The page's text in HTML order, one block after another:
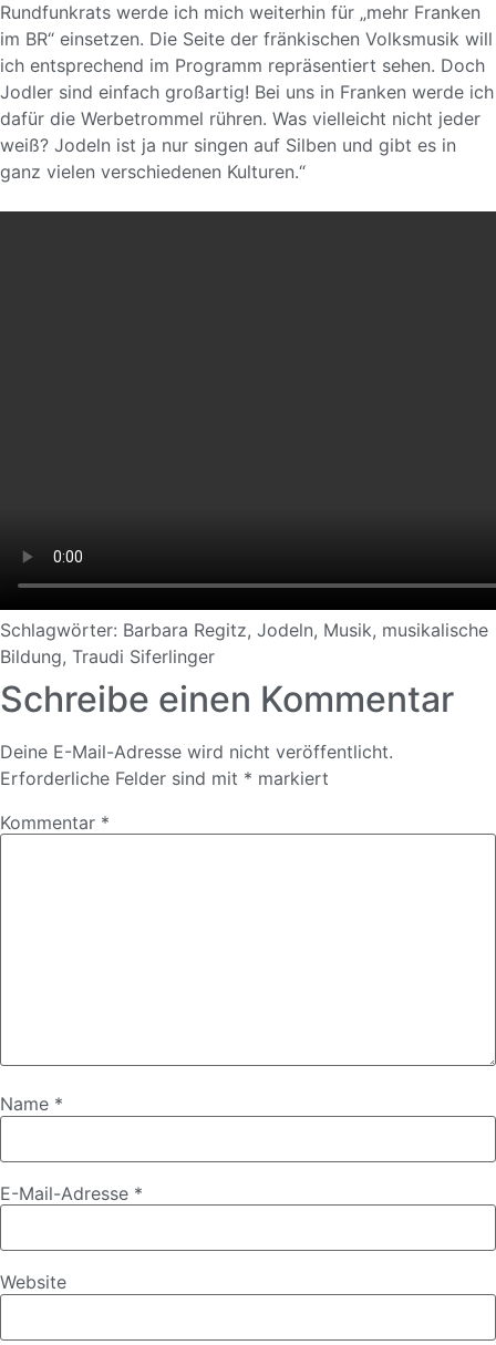
Rundfunkrats werde ich mich weiterhin für „mehr Franken
im BR“ einsetzen. Die Seite der fränkischen Volksmusik will
ich entsprechend im Programm repräsentiert sehen. Doch
Jodler sind einfach großartig! Bei uns in Franken werde ich
dafür die Werbetrommel rühren. Was vielleicht nicht jeder
weiß? Jodeln ist ja nur singen auf Silben und gibt es in
ganz vielen verschiedenen Kulturen.“
Schlagwörter: Barbara Regitz, Jodeln, Musik, musikalische
Bildung, Traudi Siferlinger
Schreibe einen Kommentar
Deine E-Mail-Adresse wird nicht veröffentlicht.
Erforderliche Felder sind mit * markiert
Kommentar *
Name *
E-Mail-Adresse *
Website